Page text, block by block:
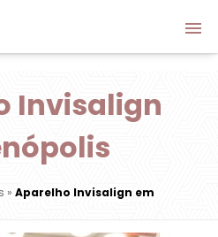
Invisalign
» Aparelho Invisalign em